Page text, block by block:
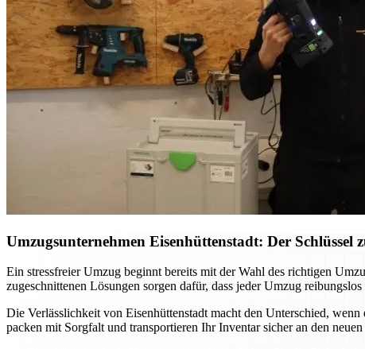
Umzugsunternehmen Eisenhüttenstadt: Der Schlüssel
Ein stressfreier Umzug beginnt bereits mit der Wahl des richtigen
zugeschnittenen Lösungen sorgen dafür, dass jeder Umzug
Die Verlässlichkeit von Eisenhüttenstadt macht den Unterschied,
packen mit Sorgfalt und transportieren Ihr Inventar sicher an den